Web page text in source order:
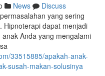
News
Discuss
yang sering
Hipnoterapi dapat menjadi
Anda yang mengalami
33515885/apakah-anak-
susah-makan-solusinya